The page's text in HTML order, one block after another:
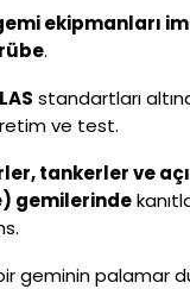
ekipmanları
.
standartları
ve test.
tankerler ve
gemilerinde
geminin palamar